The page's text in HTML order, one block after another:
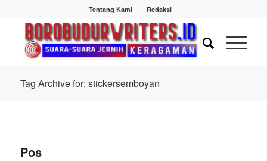
Tentang Kami Redaksi
Tag Archive for: stickersemboyan
Pos